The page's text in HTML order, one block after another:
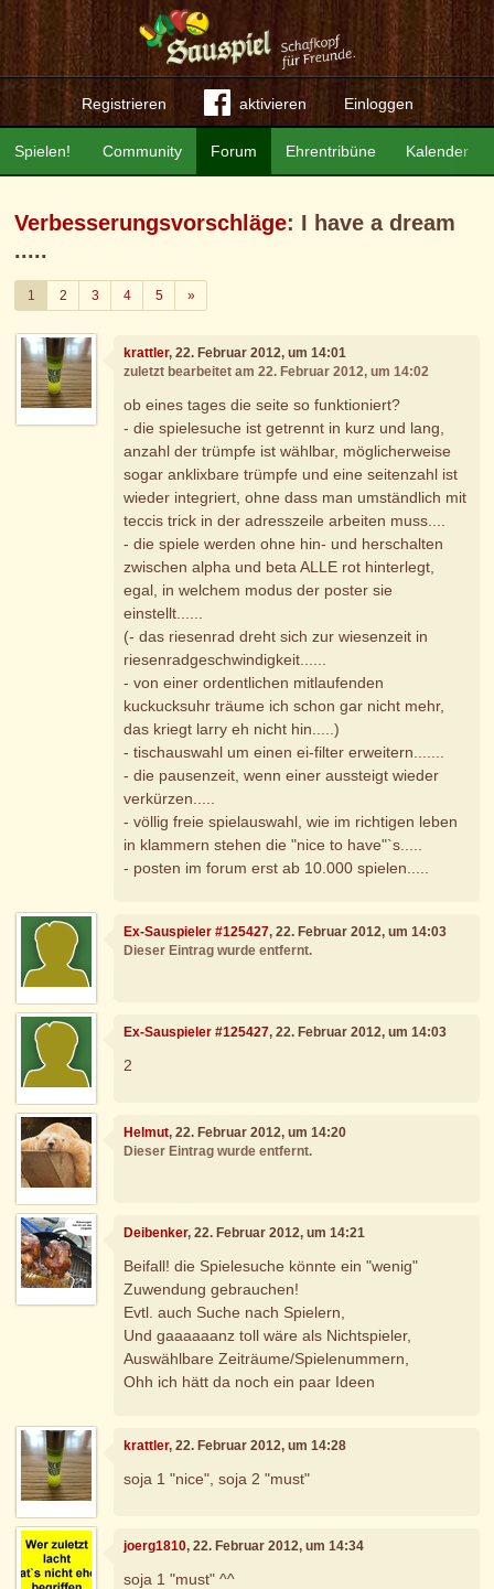
Registrieren aktivieren Einloggen
Community Forum Ehrentribüne Kalender
Spielen!
Verbesserungsvorschläge: I have a dream
.....
1 2 3 4 5 »Weiter
krattler, 22. Februar 2012, um 14:01
zuletzt bearbeitet am 22. Februar 2012, um 14:02
ob eines tages die seite so funktioniert?
- die spielesuche ist getrennt in kurz und lang,
anzahl der trümpfe ist wählbar, möglicherweise
sogar anklixbare trümpfe und eine seitenzahl ist
wieder integriert, ohne dass man umständlich mit
teccis trick in der adresszeile arbeiten muss....
- die spiele werden ohne hin- und herschalten
zwischen alpha und beta ALLE rot hinterlegt,
egal, in welchem modus der poster sie
einstellt......
(- das riesenrad dreht sich zur wiesenzeit in
riesenradgeschwindigkeit......
- von einer ordentlichen mitlaufenden
kuckucksuhr träume ich schon gar nicht mehr,
das kriegt larry eh nicht hin.....)
- tischauswahl um einen ei-filter erweitern.......
- die pausenzeit, wenn einer aussteigt wieder
verkürzen.....
- völlig freie spielauswahl, wie im richtigen leben
in klammern stehen die "nice to have"`s.....
- posten im forum erst ab 10.000 spielen.....
Ex-Sauspieler #125427, 22. Februar 2012, um 14:03
Dieser Eintrag wurde entfernt.
Ex-Sauspieler #125427, 22. Februar 2012, um 14:03
2
Helmut, 22. Februar 2012, um 14:20
Dieser Eintrag wurde entfernt.
Deibenker, 22. Februar 2012, um 14:21
Beifall! die Spielesuche könnte ein "wenig"
Zuwendung gebrauchen!
Evtl. auch Suche nach Spielern,
Und gaaaaaanz toll wäre als Nichtspieler,
Auswählbare Zeiträume/Spielenummern,
Ohh ich hätt da noch ein paar Ideen
krattler, 22. Februar 2012, um 14:28
soja 1 "nice", soja 2 "must"
joerg1810, 22. Februar 2012, um 14:34
soja 1 "must" ^^